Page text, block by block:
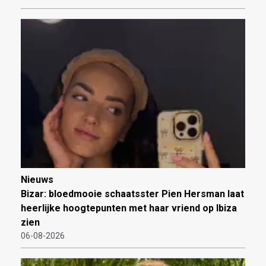
Nieuws
Bizar: bloedmooie schaatsster Pien Hersman laat
heerlijke hoogtepunten met haar vriend op Ibiza
zien
06-08-2026